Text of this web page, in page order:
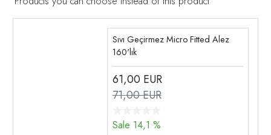
Sıvı Geçirmez Micro Fitted Alez
160'lık
61,00 EUR
71,00 EUR
Sale 14,1 %